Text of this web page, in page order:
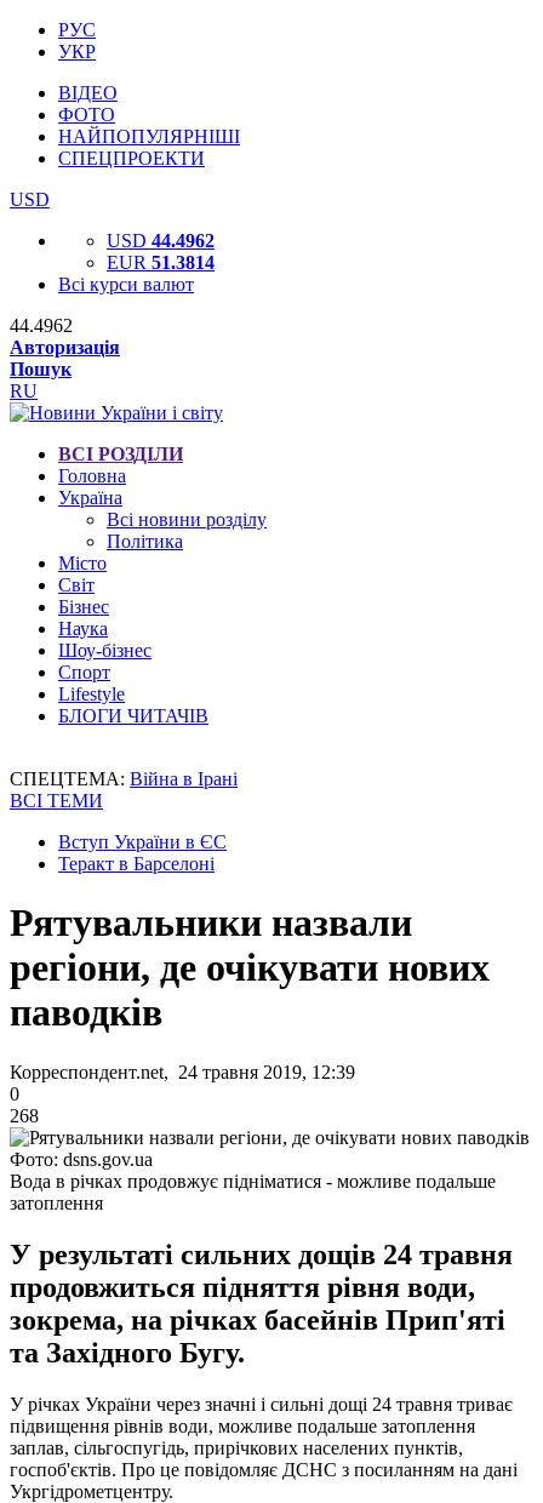
РУС
УКР
ВІДЕО
ФОТО
НАЙПОПУЛЯРНІШІ
СПЕЦПРОЕКТИ
USD
USD 44.4962
EUR 51.3814
Всі курси валют
44.4962
Авторизація
Пошук
RU
ВСІ РОЗДІЛИ
Головна
Україна
Всі новини розділу
Політика
Місто
Світ
Бізнес
Наука
Шоу-бізнес
Спорт
Lifestyle
БЛОГИ ЧИТАЧІВ
СПЕЦТЕМА: Війна в Ірані
ВСІ ТЕМИ
Вступ України в ЄС
Теракт в Барселоні
Рятувальники назвали
регіони, де очікувати нових
паводків
Корреспондент.net, 24 травня 2019, 12:39
0
268
Фото: dsns.gov.ua
Вода в річках продовжує підніматися - можливе подальше
затоплення
У результаті сильних дощів 24 травня
продовжиться підняття рівня води,
зокрема, на річках басейнів Прип'яті
та Західного Бугу.
У річках України через значні і сильні дощі 24 травня триває
підвищення рівнів води, можливе подальше затоплення
заплав, сільгоспугідь, прирічкових населених пунктів,
госпоб'єктів. Про це повідомляє ДСНС з посиланням на дані
Укргідрометцентру.